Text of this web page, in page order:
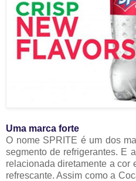
Uma marca forte
O nome SPRITE é um dos
segmento de refrigerantes. E
relacionada diretamente a cor
refrescante. Assim como a